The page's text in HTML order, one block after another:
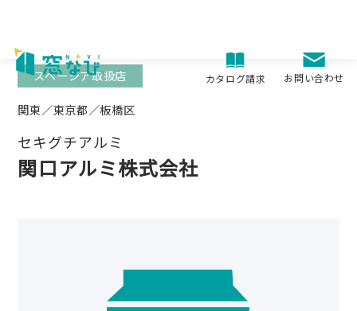
content
カタログ請求 お問い合わせ
関東／東京都／板橋区
セキグチアルミ
関口アルミ株式会社
スペーシア取扱店